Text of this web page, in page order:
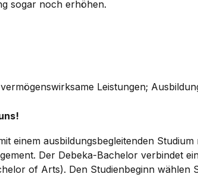
sogar noch erhöhen.
Leistungen;
einem ausbildungsbegleitenden Studium
Der Debeka-Bachelor verbindet
of Arts). Den Studienbeginn wählen